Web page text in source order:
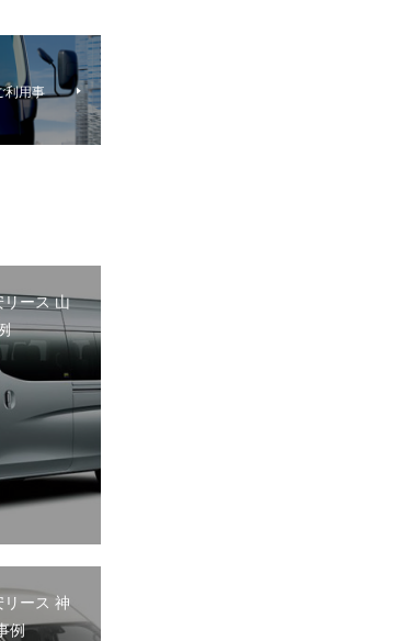
利用事
ース 山
ース 神
例